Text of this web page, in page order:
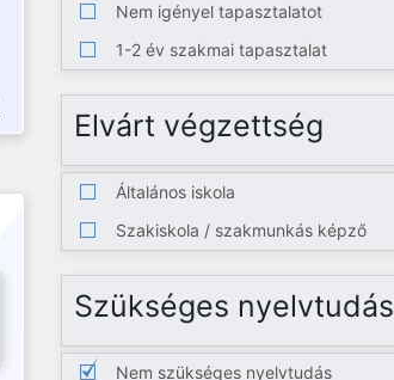
Nem igényel tapasztalatot
1-2 év szakmai tapasztalat
Elvárt végzettség
Általános iskola
Szakiskola / szakmunkás képző
Szükséges nyelvtudás
Nem szükséges nyelvtudás